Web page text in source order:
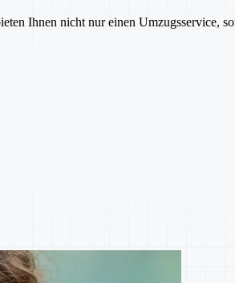
Ihnen nicht nur einen Umzugsservice,